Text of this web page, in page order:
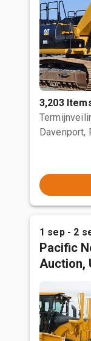
3,203
Davenport,
1 sep - 2
Pacific
Auction,